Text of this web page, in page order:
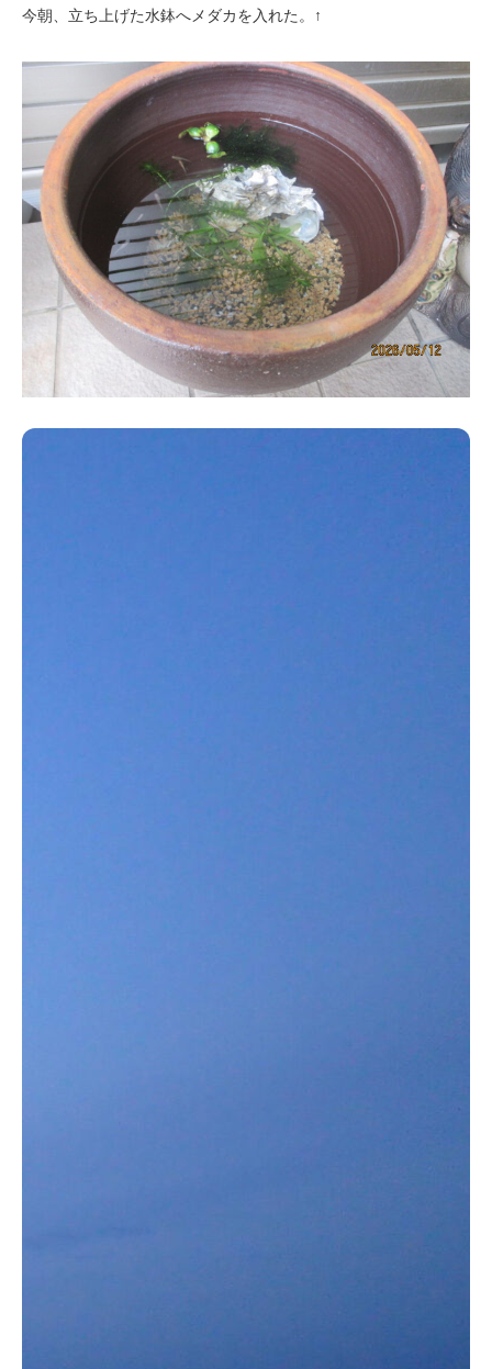
今朝、立ち上げた水鉢へメダカを入れた。↑